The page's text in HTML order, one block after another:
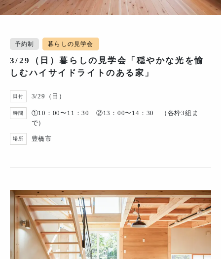
予約制 暮らしの見学会
3/29（日）暮らしの見学会「穏やかな光を愉
しむハイサイドライトのある家」
日付 3/29（日）
時間
①10：00〜11：30 ②13：00〜14：30 （各枠3組ま
で）
場所 豊橋市